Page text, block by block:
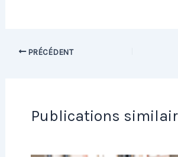
PRÉCÉDENT
Publications